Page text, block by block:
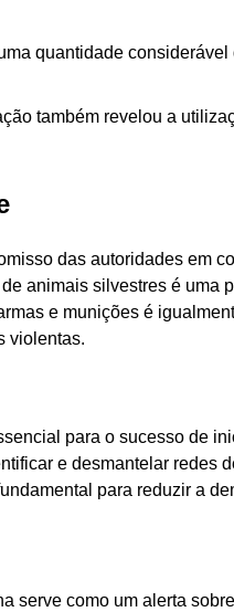
quantidade
também revelou a
das autoridades em
animais silvestres é
e munições é
violentas.
para o sucesso de
e desmantelar redes
para reduzir a
serve como um alerta